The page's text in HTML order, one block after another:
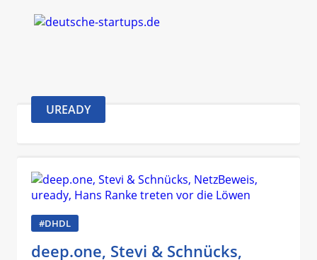
UREADY
#DHDL
deep.one, Stevi & Schnücks,